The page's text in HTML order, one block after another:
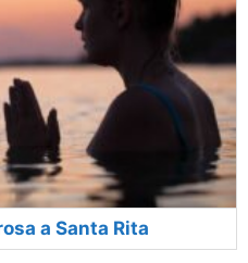
a Santa Rita